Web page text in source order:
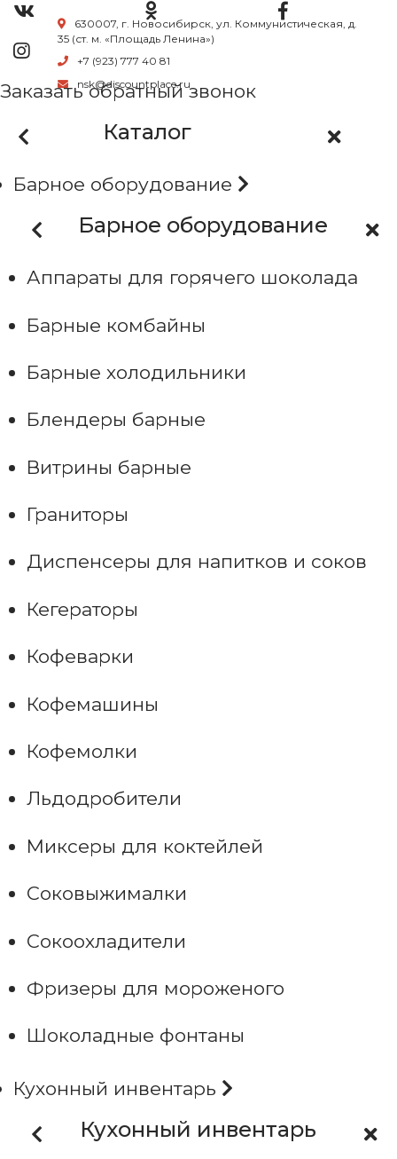
630007, г. Новосибирск, ул. Коммунистическая, д.
35 (ст. м. «Площадь Ленина»)
+7 (923) 777 40 81
nsk@discountplace.ru
Заказать обратный звонок
Каталог
Барное оборудование
Барное оборудование
Аппараты для горячего шоколада
Барные комбайны
Барные холодильники
Блендеры барные
Витрины барные
Граниторы
Диспенсеры для напитков и соков
Кегераторы
Кофеварки
Кофемашины
Кофемолки
Льдодробители
Миксеры для коктейлей
Соковыжималки
Сокоохладители
Фризеры для мороженого
Шоколадные фонтаны
Кухонный инвентарь
Кухонный инвентарь